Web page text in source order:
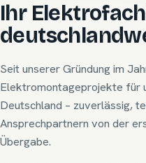
Ihr
Seit unserer Gründung im
Elektromontageprojekte für
Deutschland – zuverlässig,
Ansprechpartnern von der
Übergabe.